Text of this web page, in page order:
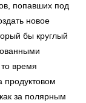
попавших под
новое
бы круглый
время
продуктовом
за полярным